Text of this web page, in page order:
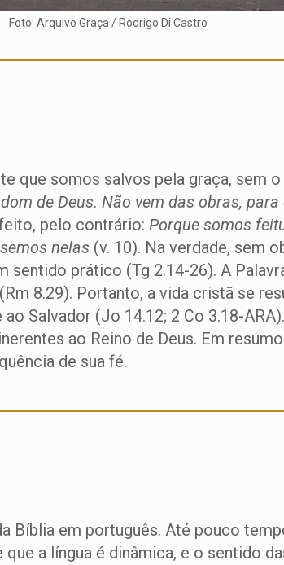
Foto: Arquivo Graça / Rodrigo Di Castro
que somos salvos pela graça, sem
de Deus. Não vem das obras,
pelo contrário: Porque somos
nelas (v. 10). Na verdade, sem
sentido prático (Tg 2.14-26). A
8.29). Portanto, a vida cristã se
Salvador (Jo 14.12; 2 Co 3.18-
ao Reino de Deus. Em
de sua fé.
em português. Até pouco
a língua é dinâmica, e o sentido